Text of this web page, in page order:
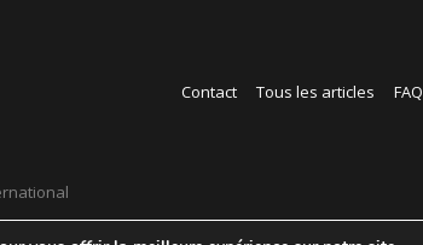
Contact Tous les articles FAQ